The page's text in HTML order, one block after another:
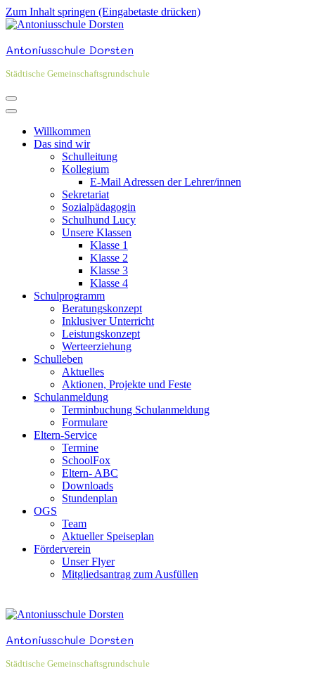
Zum Inhalt springen (Eingabetaste drücken)
Antoniusschule Dorsten
Städtische Gemeinschaftsgrundschule
Willkommen
Das sind wir
Schulleitung
Kollegium
E-Mail Adressen der Lehrer/innen
Sekretariat
Sozialpädagogin
Schulhund Lucy
Unsere Klassen
Klasse 1
Klasse 2
Klasse 3
Klasse 4
Schulprogramm
Beratungskonzept
Inklusiver Unterricht
Leistungskonzept
Werteerziehung
Schulleben
Aktuelles
Aktionen, Projekte und Feste
Schulanmeldung
Terminbuchung Schulanmeldung
Formulare
Eltern-Service
Termine
SchoolFox
Eltern- ABC
Downloads
Stundenplan
OGS
Team
Aktueller Speiseplan
Förderverein
Unser Flyer
Mitgliedsantrag zum Ausfüllen
Antoniusschule Dorsten
Städtische Gemeinschaftsgrundschule